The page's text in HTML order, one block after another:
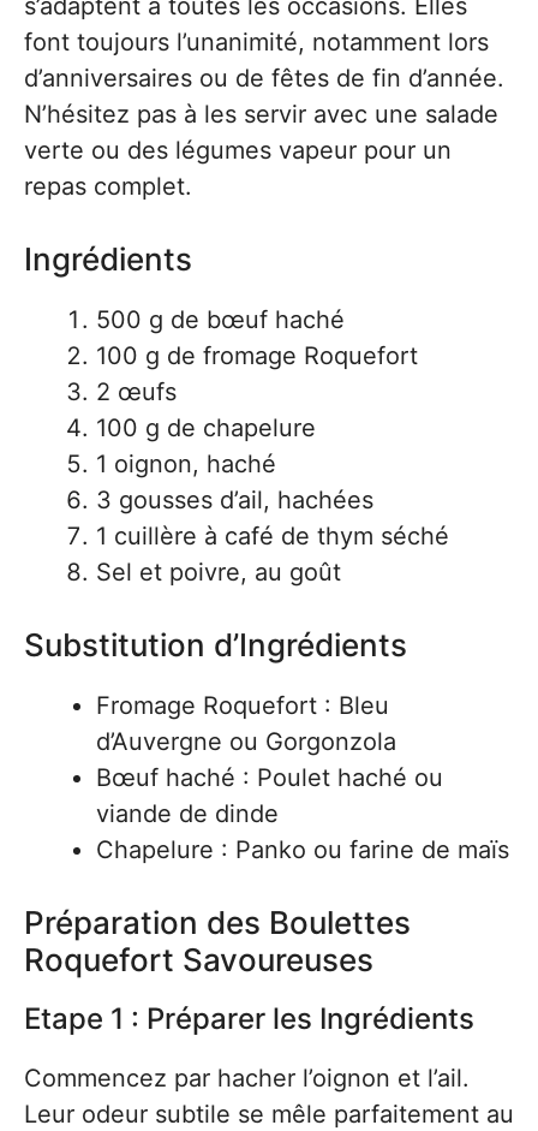
s’adaptent à toutes les occasions. Elles
font toujours l’unanimité, notamment lors
d’anniversaires ou de fêtes de fin d’année.
N’hésitez pas à les servir avec une salade
verte ou des légumes vapeur pour un
repas complet.
Ingrédients
500 g de bœuf haché
100 g de fromage Roquefort
2 œufs
100 g de chapelure
1 oignon, haché
3 gousses d’ail, hachées
1 cuillère à café de thym séché
Sel et poivre, au goût
Substitution d’Ingrédients
Fromage Roquefort : Bleu
d’Auvergne ou Gorgonzola
Bœuf haché : Poulet haché ou
viande de dinde
Chapelure : Panko ou farine de maïs
Préparation des Boulettes
Roquefort Savoureuses
Etape 1 : Préparer les Ingrédients
Commencez par hacher l’oignon et l’ail.
Leur odeur subtile se mêle parfaitement au